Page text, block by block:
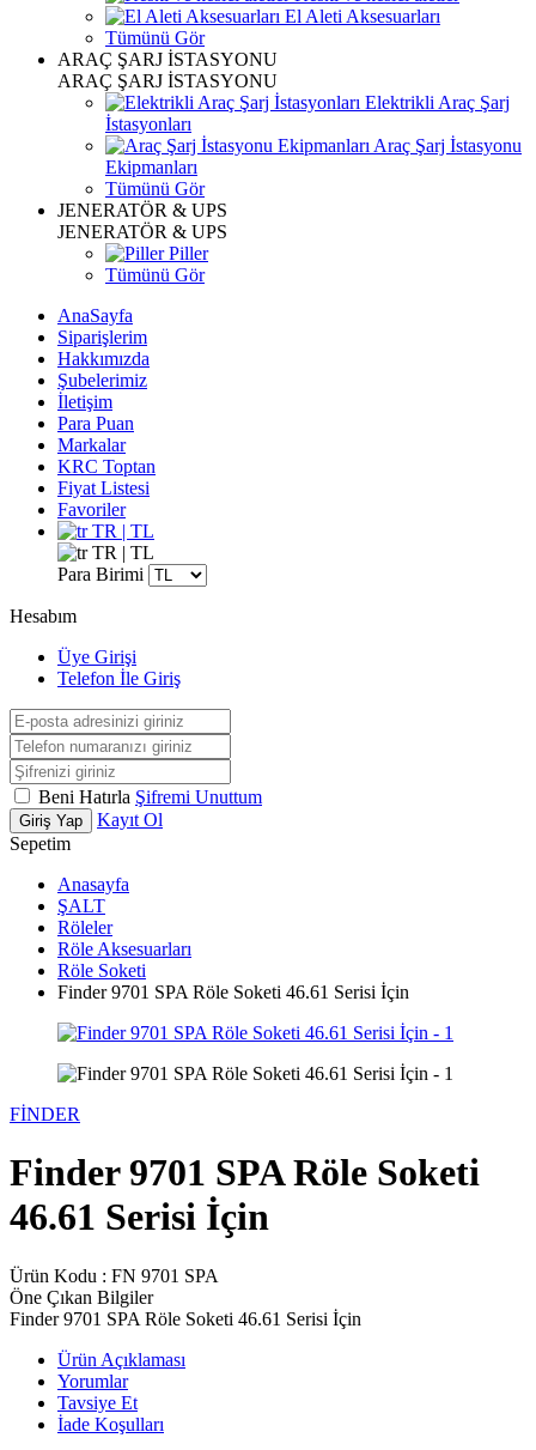
El Aleti Aksesuarları
Tümünü Gör
ARAÇ ŞARJ İSTASYONU
ARAÇ ŞARJ İSTASYONU
Elektrikli Araç Şarj
İstasyonları
Araç Şarj İstasyonu
Ekipmanları
Tümünü Gör
JENERATÖR & UPS
JENERATÖR & UPS
Piller
Tümünü Gör
AnaSayfa
Siparişlerim
Hakkımızda
Şubelerimiz
İletişim
Para Puan
Markalar
KRC Toptan
Fiyat Listesi
Favoriler
TR | TL
TR | TL
Para Birimi
Hesabım
Üye Girişi
Telefon İle Giriş
Beni Hatırla Şifremi Unuttum
Giriş Yap
Kayıt Ol
Sepetim
Anasayfa
ŞALT
Röleler
Röle Aksesuarları
Röle Soketi
Finder 9701 SPA Röle Soketi 46.61 Serisi İçin
FİNDER
Finder 9701 SPA Röle Soketi
46.61 Serisi İçin
Ürün Kodu : FN 9701 SPA
Öne Çıkan Bilgiler
Finder 9701 SPA Röle Soketi 46.61 Serisi İçin
Ürün Açıklaması
Yorumlar
Tavsiye Et
İade Koşulları